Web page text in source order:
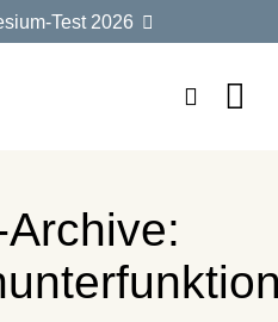
Test 2026